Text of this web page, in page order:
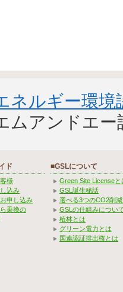
ネルギー環境
ムアンドエ
ド
様
込み
申し込み
乗換の
■GSLについて
Green Site Licenseと
GSL誕生秘話
選べる3つのCO2削
GSLの仕組みについ
植林とは
グリーン電力とは
国連認証排出権とは